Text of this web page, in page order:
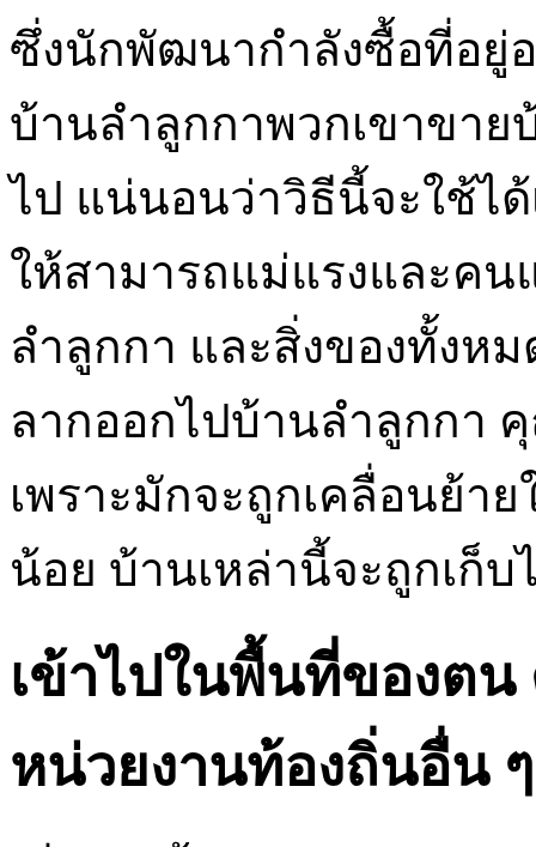
ซึ่งนักพัฒนากำลังซื้อที่อยู่
บ้านลำลูกกาพวกเขาขา
ไป แน่นอนว่าวิธีนี้จะใช้ไ
ให้สามารถแม่แรงและคน
ลำลูกกา และสิ่งของทั้งห
ลากออกไปบ้านลำลูกกา
เพราะมักจะถูกเคลื่อนย้า
น้อย บ้านเหล่านี้จะถูกเก็
เข้าไปในพื้นที่ของต
หน่วยงานท้องถิ่นอื่น ๆ